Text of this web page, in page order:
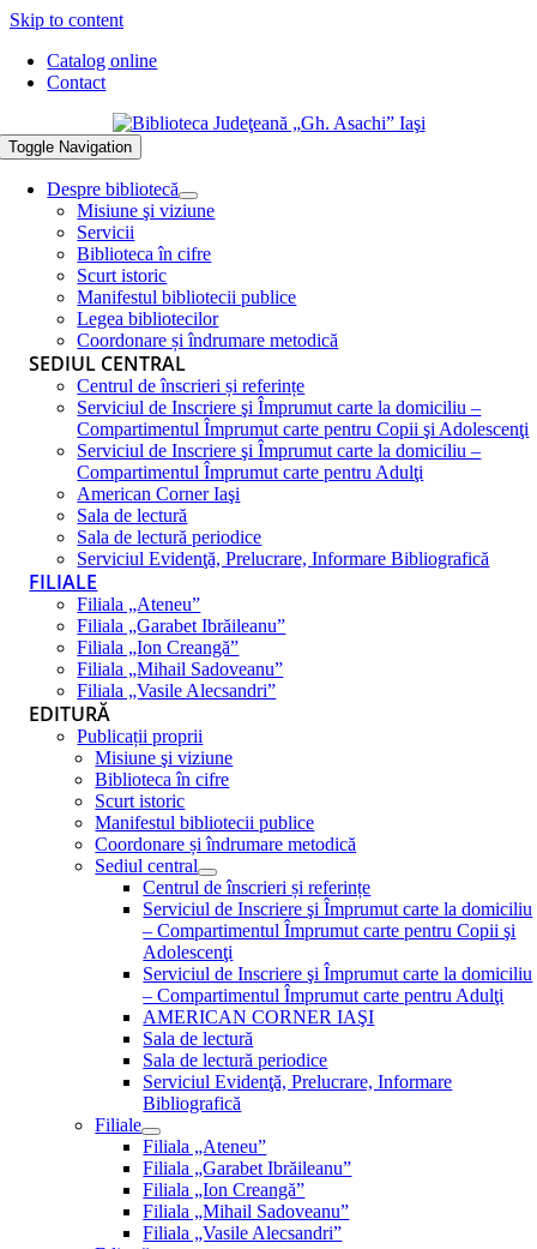
Skip to content
Catalog online
Contact
Toggle Navigation
Despre bibliotecă
Misiune şi viziune
Servicii
Biblioteca în cifre
Scurt istoric
Manifestul bibliotecii publice
Legea bibliotecilor
Coordonare și îndrumare metodică
SEDIUL CENTRAL
Centrul de înscrieri și referințe
Serviciul de Inscriere şi Împrumut carte la domiciliu –
Compartimentul Împrumut carte pentru Copii şi Adolescenţi
Serviciul de Inscriere şi Împrumut carte la domiciliu –
Compartimentul Împrumut carte pentru Adulţi
American Corner Iaşi
Sala de lectură
Sala de lectură periodice
Serviciul Evidenţă, Prelucrare, Informare Bibliografică
FILIALE
Filiala „Ateneu”
Filiala „Garabet Ibrăileanu”
Filiala „Ion Creangă”
Filiala „Mihail Sadoveanu”
Filiala „Vasile Alecsandri”
EDITURĂ
Publicații proprii
Misiune şi viziune
Biblioteca în cifre
Scurt istoric
Manifestul bibliotecii publice
Coordonare și îndrumare metodică
Sediul central
Centrul de înscrieri și referințe
Serviciul de Inscriere şi Împrumut carte la domiciliu
– Compartimentul Împrumut carte pentru Copii şi
Adolescenţi
Serviciul de Inscriere şi Împrumut carte la domiciliu
– Compartimentul Împrumut carte pentru Adulţi
AMERICAN CORNER IAŞI
Sala de lectură
Sala de lectură periodice
Serviciul Evidenţă, Prelucrare, Informare
Bibliografică
Filiale
Filiala „Ateneu”
Filiala „Garabet Ibrăileanu”
Filiala „Ion Creangă”
Filiala „Mihail Sadoveanu”
Filiala „Vasile Alecsandri”